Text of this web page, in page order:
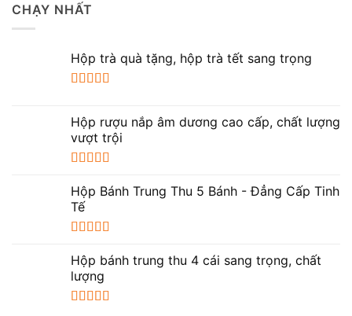
CHẠY NHẤT
Hộp trà quà tặng, hộp trà tết sang trọng
sao
Hộp rượu nắp âm dương cao cấp, chất lượng
vượt trội
hạng 5.005
sao
Hộp Bánh Trung Thu 5 Bánh - Đẳng Cấp Tinh
Tế
hạng 5.005
sao
Hộp bánh trung thu 4 cái sang trọng, chất
lượng